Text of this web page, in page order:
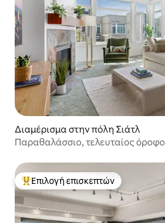
Διαμέρισμα στην πόλη Σιάτλ
Παραθαλάσσιο, τελευταίος
Κορυφαία επιλογή επισκεπτών
Επιλογή επισκεπτών